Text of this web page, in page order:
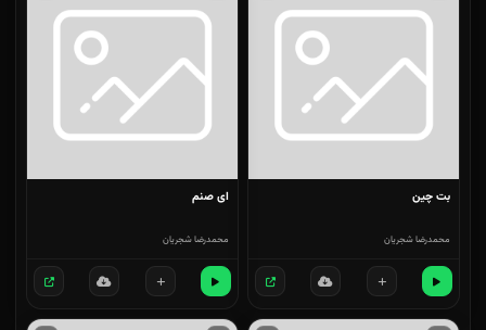
بت چین
محمدرضا شجریان
ای صنم
محمدرضا شجریان